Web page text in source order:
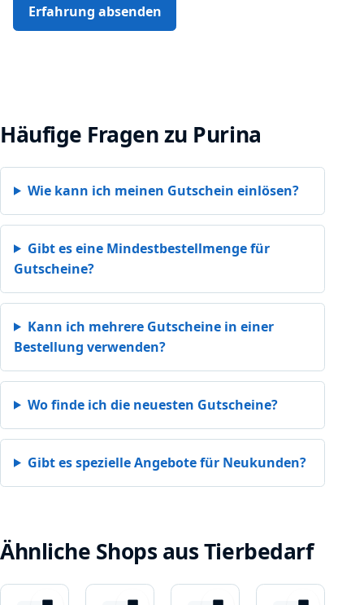
Erfahrung absenden
Häufige Fragen zu Purina
Wie kann ich meinen Gutschein einlösen?
Gibt es eine Mindestbestellmenge für
Gutscheine?
Kann ich mehrere Gutscheine in einer
Bestellung verwenden?
Wo finde ich die neuesten Gutscheine?
Gibt es spezielle Angebote für Neukunden?
Ähnliche Shops aus Tierbedarf